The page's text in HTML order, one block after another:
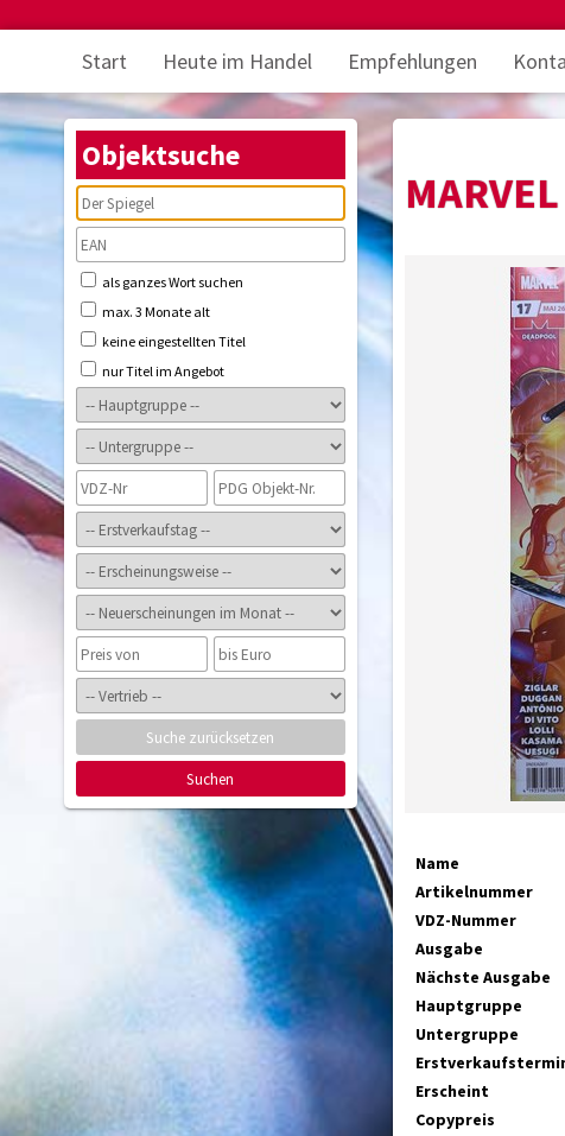
Start Heute im Handel Empfehlungen
Objektsuche
als ganzes Wort suchen
max. 3 Monate alt
keine eingestellten Titel
nur Titel im Angebot
Suche zurücksetzen
Suchen
Name
Artikelnummer
VDZ-Nummer
Ausgabe
Nächste Ausgabe
Hauptgruppe
Untergruppe
Erscheint
Copypreis